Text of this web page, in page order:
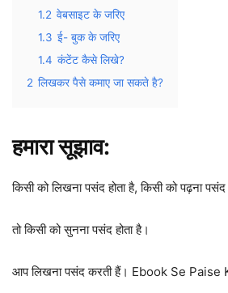
1.2 वेबसाइट के जरिए
1.3 ई- बुक के जरिए
1.4 कंटेंट कैसे लिखे?
2 लिखकर पैसे कमाए जा सकते है?
हमारा सूझाव:
किसी को लिखना पसंद होता है, किसी को पढ़ना पसंद
तो किसी को सुनना पसंद होता है।
आप लिखना पसंद करती हैं। Ebook Se Paise